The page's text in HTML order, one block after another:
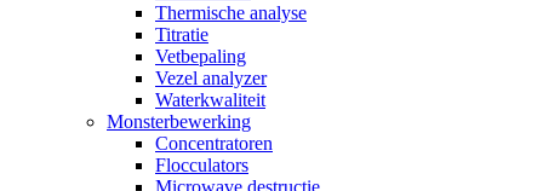
Thermische analyse
Titratie
Vetbepaling
Vezel analyzer
Waterkwaliteit
Monsterbewerking
Concentratoren
Flocculators
Microwave destructie